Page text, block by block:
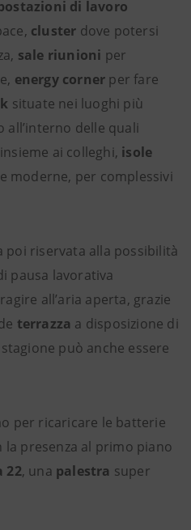
di lavoro
cluster dove potersi
sale riunioni per
energy corner per fare
situate nei luoghi più
delle quali
ai colleghi, isole
moderne, per complessivi
poi riservata alla possibilità
pausa lavorativa
all’aria aperta, grazie
terrazza a disposizione di
può anche essere
per ricaricare le batterie
presenza al primo piano
22, una palestra super